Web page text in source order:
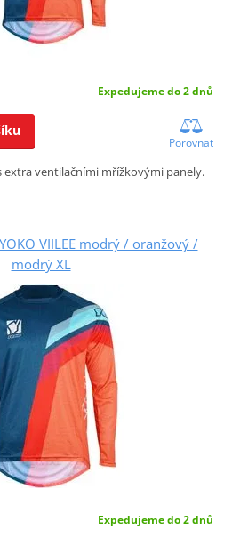
Expedujeme do 2 dnů
Porovnat
extra ventilačními mřížkovými panely.
VIILEE modrý / oranžový /
modrý XL
Expedujeme do 2 dnů